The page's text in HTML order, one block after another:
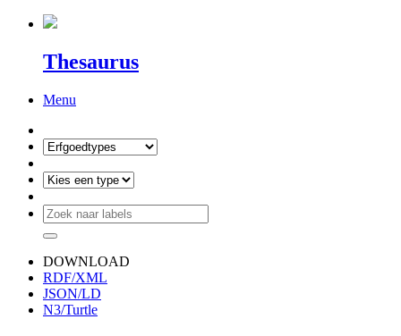
Thesaurus
Menu
DOWNLOAD
RDF/XML
JSON/LD
N3/Turtle